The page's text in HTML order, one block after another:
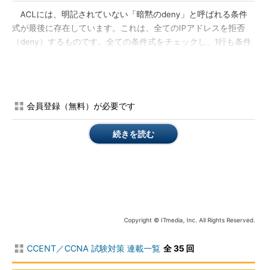
ACLには、明記されていない「暗黙のdeny」と呼ばれる条件
式が最後に存在しています。これは、全てのIPアドレスを拒否
（deny）するものです。全ての条件式をチェックし、1行も条件
許容ネットワークの確認
条件式に記述するネットワークアドレスについても注意が必要
関連記事
会員登録（無料）が必要です
続きを読む
Copyright © ITmedia, Inc. All Rights Reserved.
CCENT／CCNA 試験対策 連載一覧 全 35 回